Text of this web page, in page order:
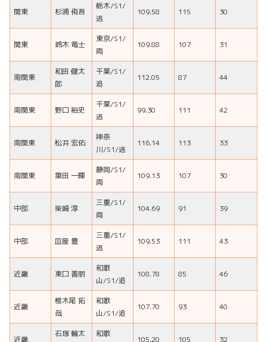
関東 杉浦 侑吾
栃木/S1/
逃
109.58 115 30
関東 鈴木 竜士
東京/S1/
両
109.88 107 31
南関東
和田 健太
郎
千葉/S1/
追
112.05 87 44
南関東 野口 裕史
千葉/S1/
逃
99.30 111 42
南関東 松井 宏佑
神奈
川/S1/逃
116.14 113 33
南関東 簗田 一輝
静岡/S1/
両
109.13 107 30
中部 柴崎 淳
三重/S1/
両
104.69 91 39
中部 皿屋 豊
三重/S1/
逃
109.53 111 43
近畿 東口 善朋
和歌
山/S1/追
108.78 85 46
近畿
椎木尾 拓
哉
和歌
山/S1/追
107.70 93 40
近畿
石塚 輪太
和歌
105.20 105 32